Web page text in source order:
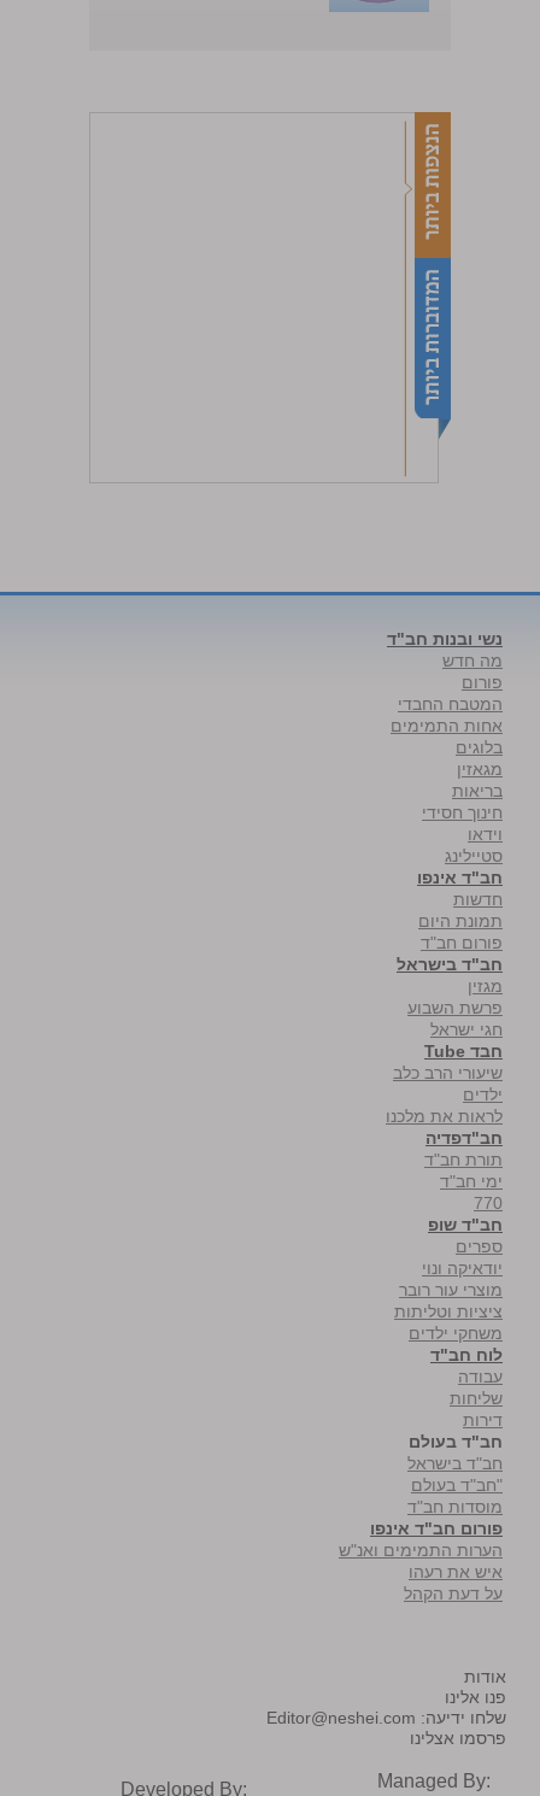
נשי ובנות חב"ד
מה חדש
פורום
המטבח החבדי
אחות התמימים
בלוגים
מגאזין
בריאות
חינוך חסידי
וידאו
סטיילינג
חב"ד אינפו
חדשות
תמונת היום
פורום חב"ד
חב"ד בישראל
מגזין
פרשת השבוע
חגי ישראל
חבד Tube
שיעורי הרב כלב
ילדים
לראות את מלכנו
חב"דפדיה
תורת חב"ד
ימי חב"ד
770
חב"ד שופ
ספרים
יודאיקה ונוי
מוצרי עור רובר
ציציות וטליתות
משחקי ילדים
לוח חב"ד
עבודה
שליחות
דירות
חב"ד בעולם
חב"ד בישראל
"חב"ד בעולם
מוסדות חב"ד
פורום חב"ד אינפו
הערות התמימים ואנ"ש
איש את רעהו
על דעת הקהל
אודות
פנו אלינו
שלחו ידיעה: Editor@neshei.com
פרסמו אצלינו
Developed By: Managed By: